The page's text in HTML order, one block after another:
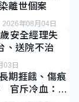
離世個案
2026年08月04日
安全經理失
、送院不治
03日
期捱餓、傷痕
官斥冷血：同